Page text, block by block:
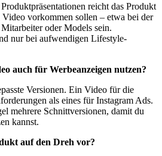
reicht das Produkt
vorkommen sollen – etwa bei der
oder Models sein.
nur bei aufwendigen Lifestyle-
auch für Werbeanzeigen nutzen?
Versionen. Ein Video für die
als eines für Instagram Ads.
mehrere Schnittversionen, damit du
kannst.
auf den Dreh vor?